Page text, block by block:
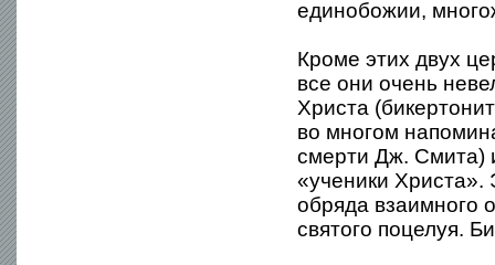
единобожии,
Кроме этих двух
все они очень
Христа
во многом
смерти Дж. Смита)
«ученики Христа».
обряда взаимного
святого поцелуя.